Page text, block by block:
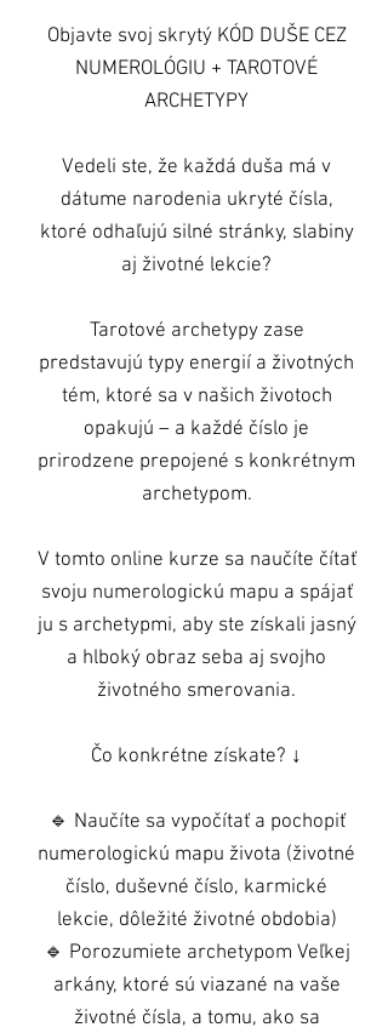
Objavte svoj skrytý KÓD DUŠE CEZ
NUMEROLÓGIU + TAROTOVÉ
ARCHETYPY
Vedeli ste, že každá duša má v
dátume narodenia ukryté čísla,
ktoré odhaľujú silné stránky, slabiny
aj životné lekcie?
Tarotové archetypy zase
predstavujú typy energií a životných
tém, ktoré sa v našich životoch
opakujú – a každé číslo je
prirodzene prepojené s konkrétnym
archetypom.
V tomto online kurze sa naučíte čítať
svoju numerologickú mapu a spájať
ju s archetypmi, aby ste získali jasný
a hlboký obraz seba aj svojho
životného smerovania.
Čo konkrétne získate? ↓
🔹 Naučíte sa vypočítať a pochopiť
numerologickú mapu života (životné
číslo, duševné číslo, karmické
lekcie, dôležité životné obdobia)
🔹 Porozumiete archetypom Veľkej
arkány, ktoré sú viazané na vaše
životné čísla, a tomu, ako sa